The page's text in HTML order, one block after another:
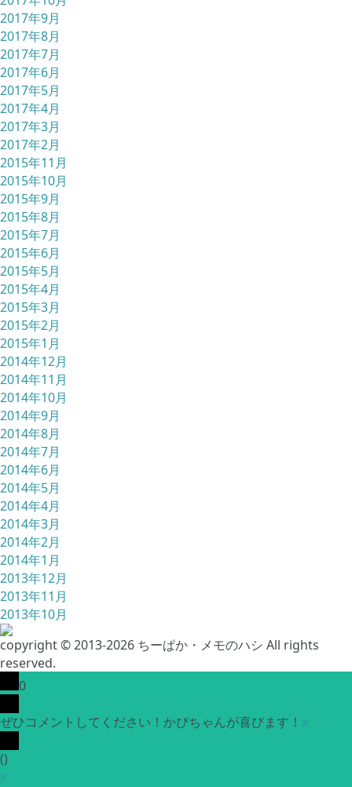
2017年9月
2017年8月
2017年7月
2017年6月
2017年5月
2017年4月
2017年3月
2017年2月
2015年11月
2015年10月
2015年9月
2015年8月
2015年7月
2015年6月
2015年5月
2015年4月
2015年3月
2015年2月
2015年1月
2014年12月
2014年11月
2014年10月
2014年9月
2014年8月
2014年7月
2014年6月
2014年5月
2014年4月
2014年3月
2014年2月
2014年1月
2013年12月
2013年11月
2013年10月
copyright © 2013-2026 ちーぱか・メモのハシ All rights
reserved.
0
ぜひコメントしてください！かぴちゃんが喜びます！ x
()
x